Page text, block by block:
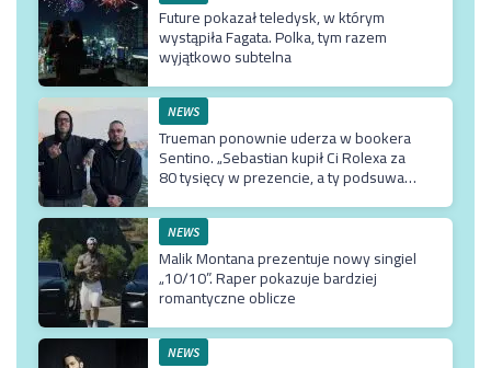
Future pokazał teledysk, w którym
wystąpiła Fagata. Polka, tym razem
wyjątkowo subtelna
NEWS
Trueman ponownie uderza w bookera
Sentino. „Sebastian kupił Ci Rolexa za
80 tysięcy w prezencie, a ty podsuwasz
NEWS
Malik Montana prezentuje nowy singiel
„10/10”. Raper pokazuje bardziej
romantyczne oblicze
NEWS